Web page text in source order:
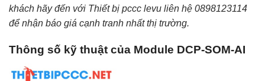
khách hãy đến với Thiết bị pccc levu liên hệ 0898123114
để nhận báo giá cạnh tranh nhất thị trường.
Thông số kỹ thuật của Module DCP-SOM-AI